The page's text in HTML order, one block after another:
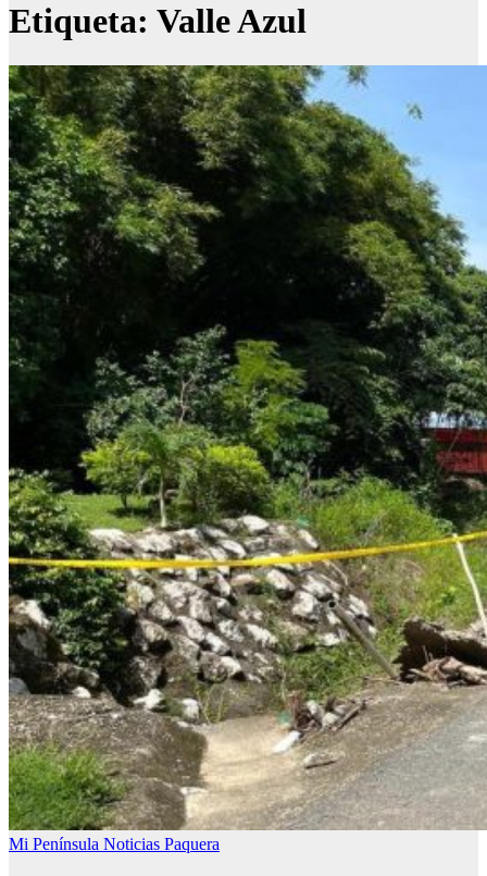
Etiqueta: Valle Azul
Mi Península Noticias Paquera